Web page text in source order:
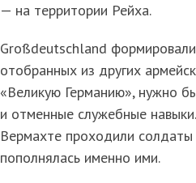
— на территории Рейха.
Großdeutschland
отобранных из других
«Великую Германию», нужно
и отменные служебные
Вермахте проходили
пополнялась именно ими.